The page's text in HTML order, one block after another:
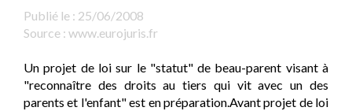
Publié le : 25/06/2008
Source : www.eurojuris.fr
Un projet de loi sur le "statut" de beau-parent visant à
"reconnaître des droits au tiers qui vit avec un des
parents et l'enfant" est en préparation.Avant projet de loi